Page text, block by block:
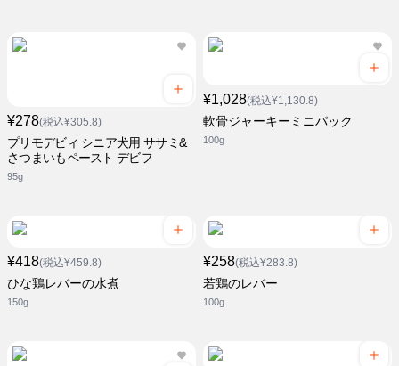
¥278(税込¥305.8)
プリモデビィ シニア犬用 ササミ&
さつまいもペースト デビフ
95g
¥1,028(税込¥1,130.8)
軟骨ジャーキーミニパック
100g
¥418(税込¥459.8)
ひな鶏レバーの水煮
150g
¥258(税込¥283.8)
若鶏のレバー
100g